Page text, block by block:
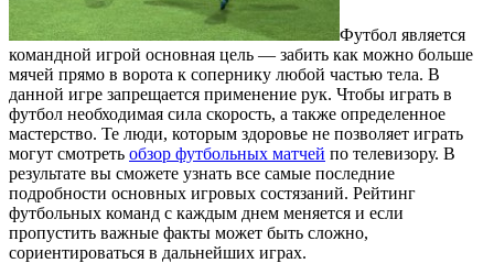
Футбол является
командной игрой основная цель — забить как можно больше
мячей прямо в ворота к сопернику любой частью тела. В
данной игре запрещается применение рук. Чтобы играть в
футбол необходимая сила скорость, а также определенное
мастерство. Те люди, которым здоровье не позволяет играть
могут смотреть обзор футбольных матчей по телевизору. В
результате вы сможете узнать все самые последние
подробности основных игровых состязаний. Рейтинг
футбольных команд с каждым днем меняется и если
пропустить важные факты может быть сложно,
сориентироваться в дальнейших играх.